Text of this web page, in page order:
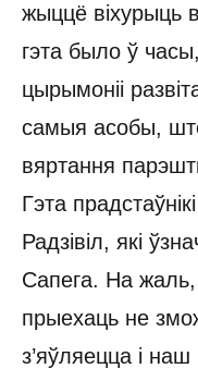
жыццё віхурыць
гэта было ў
цырымоніі
самыя асобы,
вяртання
Гэта
Радзівіл, які
Сапега. На жаль,
прыехаць не
з’яўляецца і наш